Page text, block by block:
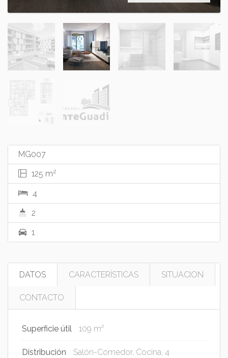
MG007
125 m2
4
2
1
DATOS CARACTERÍSTICAS SITUACION
CONTACTO
Superficie útil 109 m²
Distribución
Salón-Comedor, Cocina, 4